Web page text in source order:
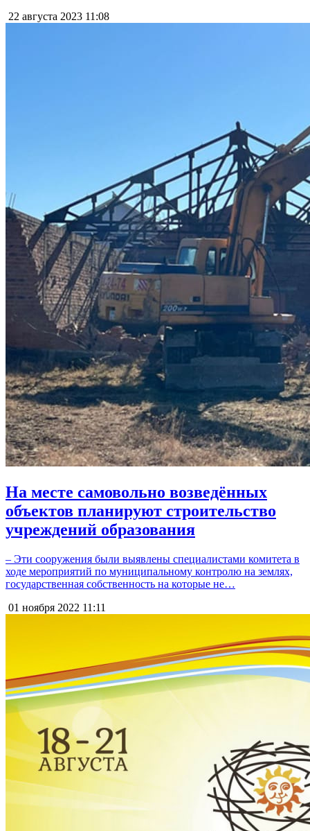
22 августа 2023 11:08
На месте самовольно возведённых
объектов планируют строительство
учреждений образования
– Эти сооружения были выявлены специалистами комитета в
ходе мероприятий по муниципальному контролю на землях,
государственная собственность на которые не…
01 ноября 2022 11:11